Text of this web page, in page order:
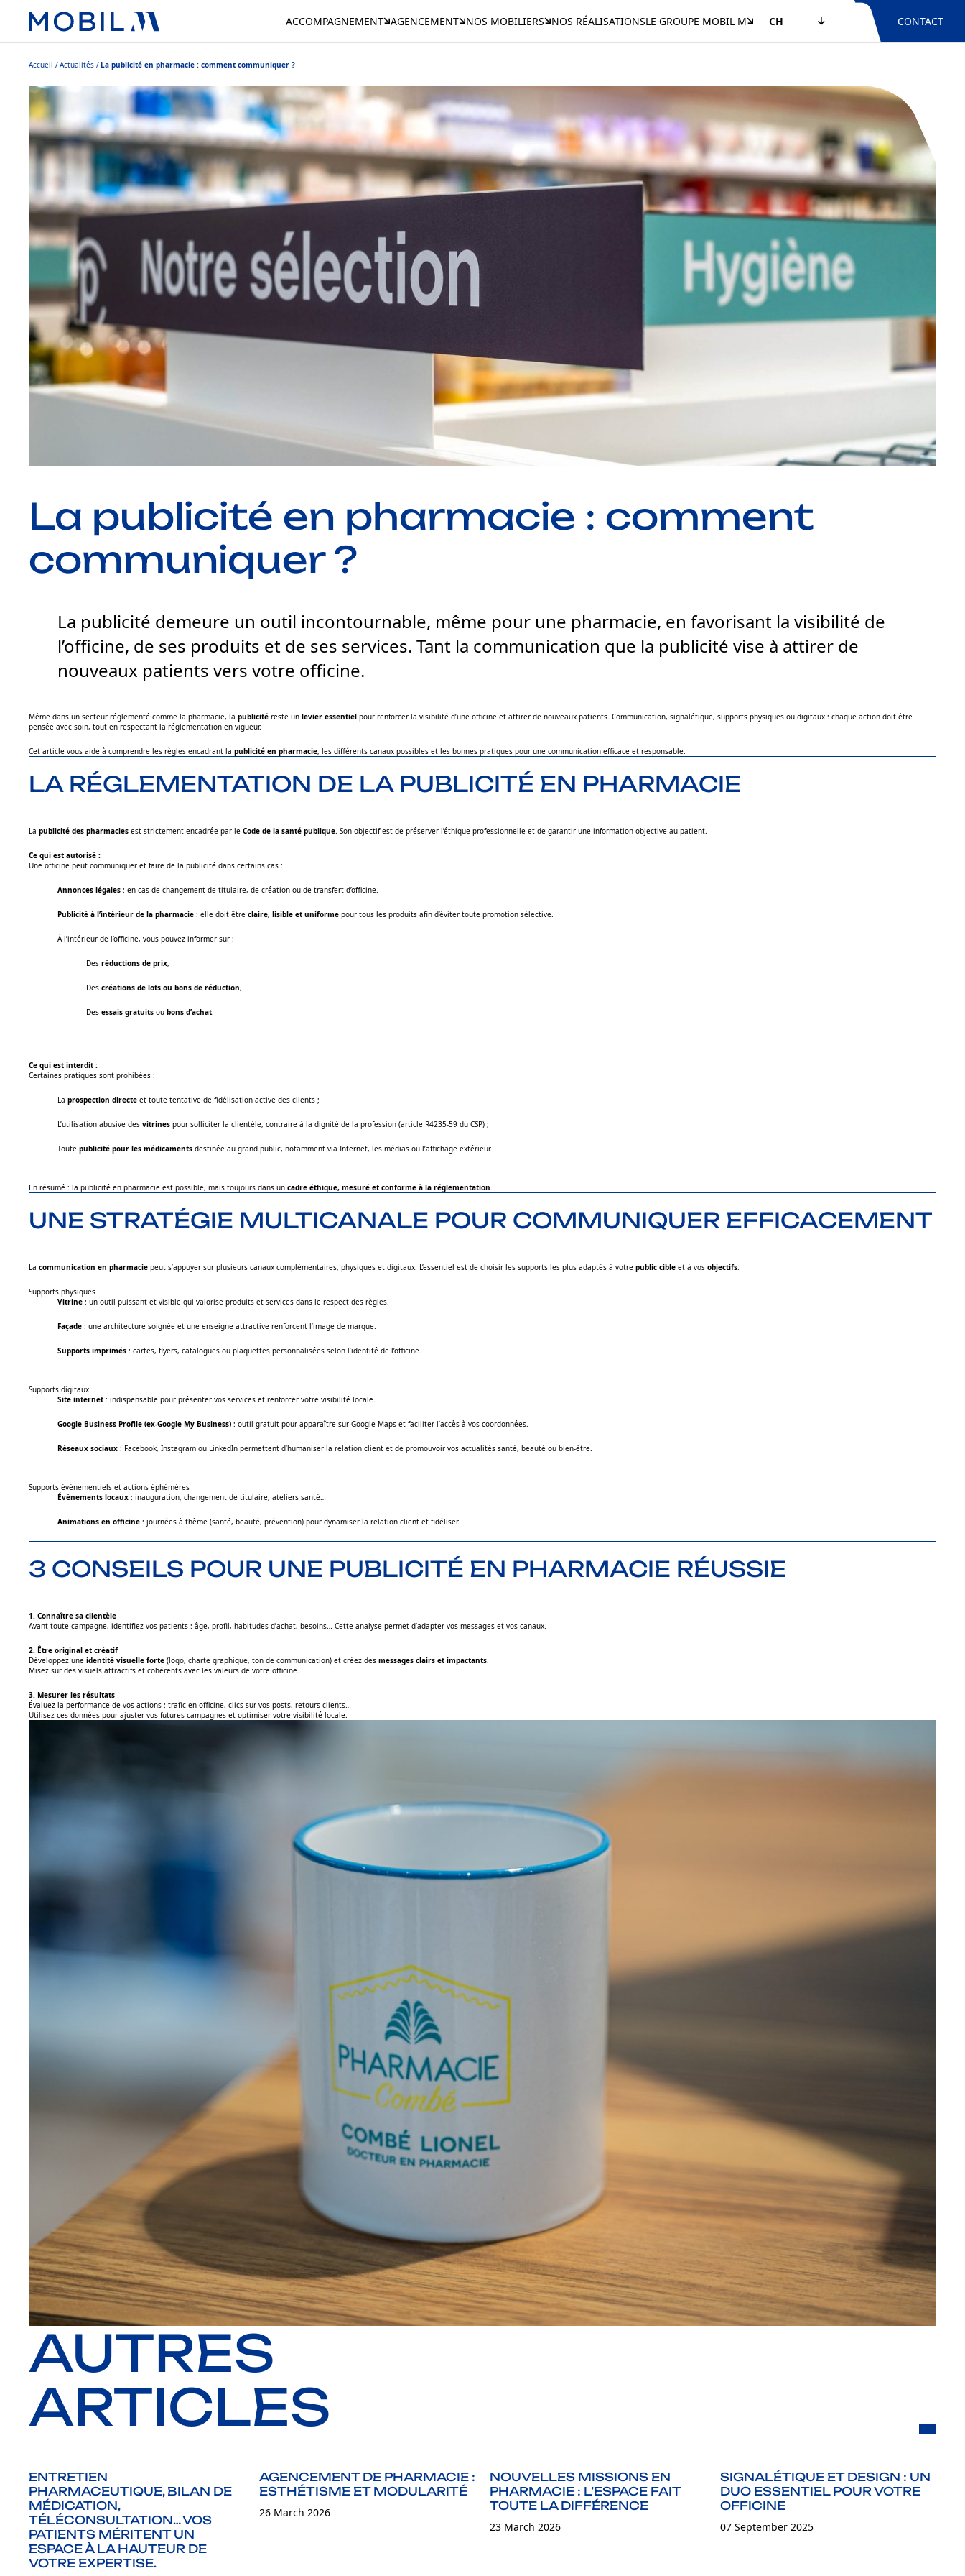
ACCOMPAGNEMENT AGENCEMENT NOS MOBILIERS NOS RÉALISATIONSLE GROUPE MOBIL M CH CONTACT
Accueil Actualités La publicité en pharmacie : comment communiquer ?
La publicité en pharmacie : comment
communiquer ?
La publicité demeure un outil incontournable, même pour une pharmacie, en favorisant la visibilité de
l’officine, de ses produits et de ses services. Tant la communication que la publicité vise à attirer de
nouveaux patients vers votre officine.
Même dans un secteur réglementé comme la pharmacie, la publicité reste un levier essentiel pour renforcer la visibilité d’une officine et attirer de nouveaux patients. Communication, signalétique, supports physiques ou digitaux : chaque action doit être
pensée avec soin, tout en respectant la réglementation en vigueur.
Cet article vous aide à comprendre les règles encadrant la publicité en pharmacie, les différents canaux possibles et les bonnes pratiques pour une communication efficace et responsable.
LA RÉGLEMENTATION DE LA PUBLICITÉ EN PHARMACIE
La publicité des pharmacies est strictement encadrée par le Code de la santé publique. Son objectif est de préserver l’éthique professionnelle et de garantir une information objective au patient.
Ce qui est autorisé :
Une officine peut communiquer et faire de la publicité dans certains cas :
Annonces légales : en cas de changement de titulaire, de création ou de transfert d’officine.
Publicité à l’intérieur de la pharmacie : elle doit être claire, lisible et uniforme pour tous les produits afin d’éviter toute promotion sélective.
À l’intérieur de l’officine, vous pouvez informer sur :
Des réductions de prix,
Des créations de lots ou bons de réduction,
Des essais gratuits ou bons d’achat.
Ce qui est interdit :
Certaines pratiques sont prohibées :
La prospection directe et toute tentative de fidélisation active des clients ;
L’utilisation abusive des vitrines pour solliciter la clientèle, contraire à la dignité de la profession (article R4235-59 du CSP) ;
Toute publicité pour les médicaments destinée au grand public, notamment via Internet, les médias ou l’affichage extérieur.
En résumé : la publicité en pharmacie est possible, mais toujours dans un cadre éthique, mesuré et conforme à la réglementation.
UNE STRATÉGIE MULTICANALE POUR COMMUNIQUER EFFICACEMENT
La communication en pharmacie peut s’appuyer sur plusieurs canaux complémentaires, physiques et digitaux. L’essentiel est de choisir les supports les plus adaptés à votre public cible et à vos objectifs.
Supports physiques
Vitrine : un outil puissant et visible qui valorise produits et services dans le respect des règles.
Façade : une architecture soignée et une enseigne attractive renforcent l’image de marque.
Supports imprimés : cartes, flyers, catalogues ou plaquettes personnalisées selon l’identité de l’officine.
Supports digitaux
Site internet : indispensable pour présenter vos services et renforcer votre visibilité locale.
Google Business Profile (ex-Google My Business) : outil gratuit pour apparaître sur Google Maps et faciliter l’accès à vos coordonnées.
Réseaux sociaux : Facebook, Instagram ou LinkedIn permettent d’humaniser la relation client et de promouvoir vos actualités santé, beauté ou bien-être.
Supports événementiels et actions éphémères
Événements locaux : inauguration, changement de titulaire, ateliers santé…
Animations en officine : journées à thème (santé, beauté, prévention) pour dynamiser la relation client et fidéliser.
3 CONSEILS POUR UNE PUBLICITÉ EN PHARMACIE RÉUSSIE
1. Connaître sa clientèle
Avant toute campagne, identifiez vos patients : âge, profil, habitudes d’achat, besoins… Cette analyse permet d’adapter vos messages et vos canaux.
2. Être original et créatif
Développez une identité visuelle forte (logo, charte graphique, ton de communication) et créez des messages clairs et impactants.
Misez sur des visuels attractifs et cohérents avec les valeurs de votre officine.
3. Mesurer les résultats
Évaluez la performance de vos actions : trafic en officine, clics sur vos posts, retours clients…
Utilisez ces données pour ajuster vos futures campagnes et optimiser votre visibilité locale.
AUTRES
ARTICLES
ENTRETIEN
PHARMACEUTIQUE, BILAN DE
MÉDICATION,
TÉLÉCONSULTATION… VOS
PATIENTS MÉRITENT UN
ESPACE À LA HAUTEUR DE
VOTRE EXPERTISE.
AGENCEMENT DE PHARMACIE :
ESTHÉTISME ET MODULARITÉ
26 March 2026
NOUVELLES MISSIONS EN
PHARMACIE : L’ESPACE FAIT
TOUTE LA DIFFÉRENCE
23 March 2026
SIGNALÉTIQUE ET DESIGN : UN
DUO ESSENTIEL POUR VOTRE
OFFICINE
07 September 2025